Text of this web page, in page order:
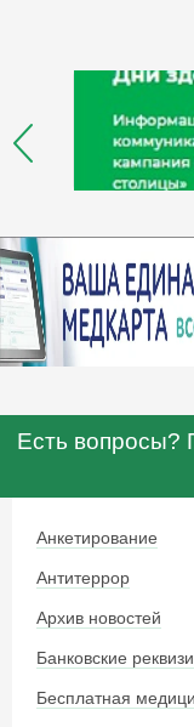
Есть вопросы?
Анкетирование
Антитеррор
Архив новостей
Банковские
Бесплатная